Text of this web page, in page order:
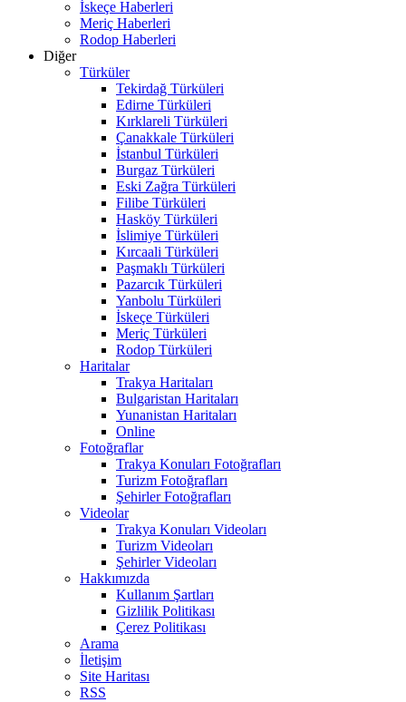
İskeçe Haberleri
Meriç Haberleri
Rodop Haberleri
Diğer
Türküler
Tekirdağ Türküleri
Edirne Türküleri
Kırklareli Türküleri
Çanakkale Türküleri
İstanbul Türküleri
Burgaz Türküleri
Eski Zağra Türküleri
Filibe Türküleri
Hasköy Türküleri
İslimiye Türküleri
Kırcaali Türküleri
Paşmaklı Türküleri
Pazarcık Türküleri
Yanbolu Türküleri
İskeçe Türküleri
Meriç Türküleri
Rodop Türküleri
Haritalar
Trakya Haritaları
Bulgaristan Haritaları
Yunanistan Haritaları
Online
Fotoğraflar
Trakya Konuları Fotoğrafları
Turizm Fotoğrafları
Şehirler Fotoğrafları
Videolar
Trakya Konuları Videoları
Turizm Videoları
Şehirler Videoları
Hakkımızda
Kullanım Şartları
Gizlilik Politikası
Çerez Politikası
Arama
İletişim
Site Haritası
RSS